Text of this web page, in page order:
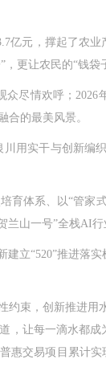
元，撑起了农
更让农民的“钱袋
情欢呼；2026
合的最美风景。
实干与创新编
系、以“管家
山一号”全栈AI
“520”推进落
，创新推进用
让每一滴水都
交易项目累计